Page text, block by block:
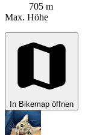
705 m
Max. Höhe
In Bikemap öffnen